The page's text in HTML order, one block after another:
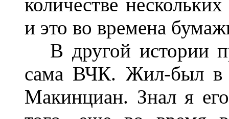
и это во времена
В другой истории
сама ВЧК. Жил-был в
Макинциан. Знал я